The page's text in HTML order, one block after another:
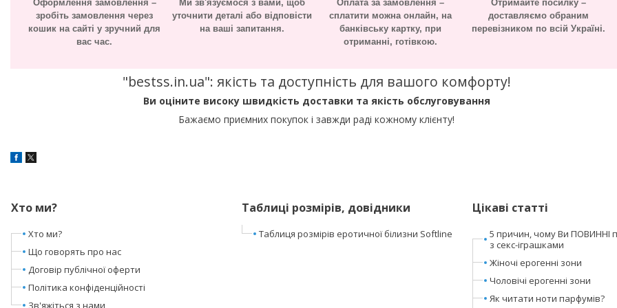
Оформлення замовлення –
зробіть замовлення через
кошик на сайті у зручний для
вас час.
Ми зв'язуємося з вами, щоб
уточнити деталі або відповісти
на ваші запитання.
Оплата за замовлення –
сплатити можна онлайн, на
банківську картку, при
отриманні, готівкою.
Отримайте посилку –
доставляємо обраним
перевізником по всій Україні.
"bestss.in.ua": якість та доступність для вашого комфорту!
Ви оціните високу швидкість доставки та якість обслуговування
Бажаємо приємних покупок і завжди раді кожному клієнту!
Хто ми?
Хто ми?
Що говорять про нас
Договір публічної оферти
Політика конфіденційності
Зв'яжіться з нами
Таблиці розмірів, довідники
Таблиця розмірів еротичної білизни Softline
Цікаві статті
5 причин, чому Ви ПОВИННІ
з секс-іграшками
Жіночі ерогенні зони
Чоловічі ерогенні зони
Як читати ноти парфумів?